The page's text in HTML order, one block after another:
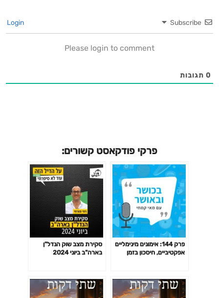
Subscribe
Please login to comment
0 תגובות
פרקי פודקאסט קשורים:
פרק 144: אימונים מינימליים
אפקטיביים, חיסכון בזמן
סקירת מצב שוק הנדל"ן
בארה"ב ביוני 2024